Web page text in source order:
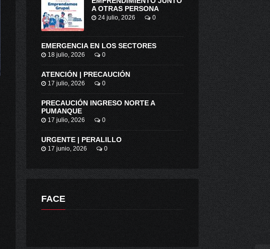
A OTRAS PERSONA
24 julio, 2026 0
EMERGENCIA EN LOS SECTORES
18 julio, 2026 0
ATENCIÓN | PRECAUCIÓN
17 julio, 2026 0
PRECAUCIÓN INGRESO NORTE A
PUMANQUE
17 julio, 2026 0
URGENTE | PERALILLO
17 junio, 2026 0
FACE